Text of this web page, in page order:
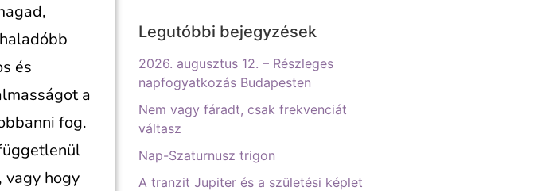
és
a
fog.
vagy hogy
Legutóbbi bejegyzések
2026. augusztus 12. – Részleges
napfogyatkozás Budapesten
Nem vagy fáradt, csak frekvenciát
váltasz
Nap-Szaturnusz trigon
A tranzit Jupiter és a születési képlet